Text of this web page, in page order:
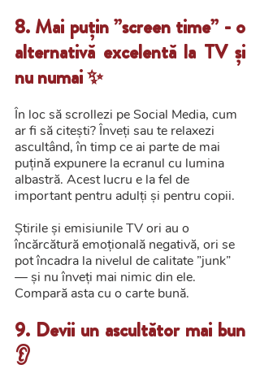
8. Mai puțin ”screen time” - o
alternativă excelentă la TV și
nu numai ✨
În loc să scrollezi pe Social Media, cum
ar fi să citești? Înveți sau te relaxezi
ascultând, în timp ce ai parte de mai
puțină expunere la ecranul cu lumina
albastră. Acest lucru e la fel de
important pentru adulți și pentru copii.
Știrile și emisiunile TV ori au o
încărcătură emoțională negativă, ori se
pot încadra la nivelul de calitate ”junk”
— și nu înveți mai nimic din ele.
Compară asta cu o carte bună.
9. Devii un ascultător mai bun
👂